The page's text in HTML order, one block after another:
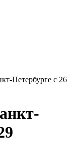
Петербурге с 26